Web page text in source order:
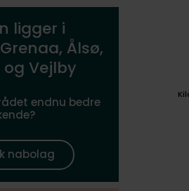
ligger i
Ålsø,
Vejlby
endnu bedre
nabolag